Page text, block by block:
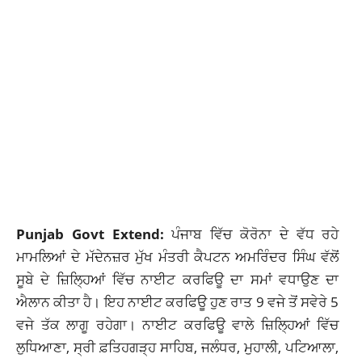
Punjab Govt Extend:ਪੰਜਾਬ ਵਿੱਚ ਕੋਰੋਨਾ ਦੇ ਵੱਧ ਰਹੇ
ਮਾਮਲਿਆਂ ਦੇ ਮੱਦੇਨਜ਼ਰ ਮੁੱਖ ਮੰਤਰੀ ਕੈਪਟਨ ਅਮਰਿੰਦਰ ਸਿੰਘ ਵੱਲੋਂ
ਸੂਬੇ ਦੇ ਜ਼ਿਲ੍ਹਿਆਂ ਵਿੱਚਨਾਈਟ ਕਰਫਿਊਦਾ ਸਮਾਂ ਵਧਾਉਣ ਦਾ
ਐਲਾਨ ਕੀਤਾ ਹੈ। ਇਹ ਨਾਈਟ ਕਰਫਿਊ ਹੁਣ ਰਾਤ 9 ਵਜੇ ਤੋਂ ਸਵੇਰੇ 5
ਵਜੇ ਤੱਕ ਲਾਗੂ ਰਹੇਗਾ। ਨਾਈਟ ਕਰਫਿਊ ਵਾਲੇ ਜ਼ਿਲ੍ਹਿਆਂ ਵਿੱਚ
ਲੁਧਿਆਣਾ, ਸ੍ਰੀ ਫ਼ਤਿਹਗੜ੍ਹ ਸਾਹਿਬ, ਜਲੰਧਰ, ਮੁਹਾਲੀ, ਪਟਿਆਲਾ,